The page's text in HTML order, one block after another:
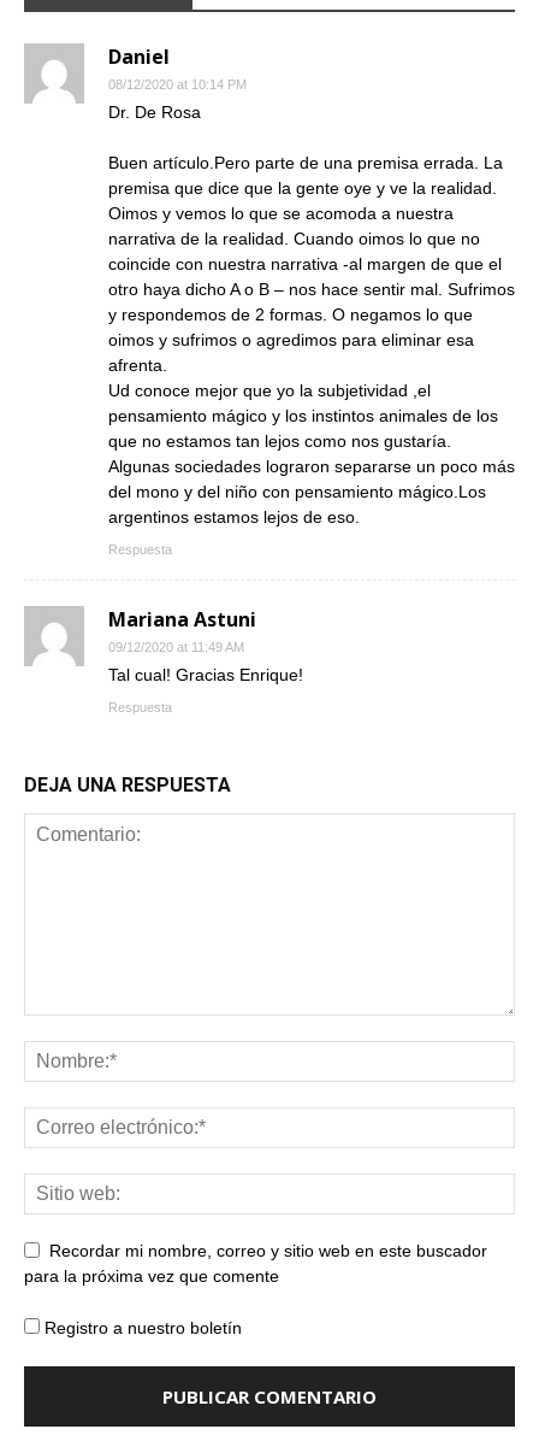
Daniel
08/12/2020 at 10:14 PM
Dr. De Rosa
Buen artículo.Pero parte de una premisa errada. La
premisa que dice que la gente oye y ve la realidad.
Oimos y vemos lo que se acomoda a nuestra
narrativa de la realidad. Cuando oimos lo que no
coincide con nuestra narrativa -al margen de que el
otro haya dicho A o B – nos hace sentir mal. Sufrimos
y respondemos de 2 formas. O negamos lo que
oimos y sufrimos o agredimos para eliminar esa
afrenta.
Ud conoce mejor que yo la subjetividad ,el
pensamiento mágico y los instintos animales de los
que no estamos tan lejos como nos gustaría.
Algunas sociedades lograron separarse un poco más
del mono y del niño con pensamiento mágico.Los
argentinos estamos lejos de eso.
Respuesta
Mariana Astuni
09/12/2020 at 11:49 AM
Tal cual! Gracias Enrique!
Respuesta
DEJA UNA RESPUESTA
Recordar mi nombre, correo y sitio web en este buscador
para la próxima vez que comente
Registro a nuestro boletín